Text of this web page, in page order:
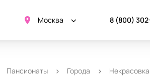
Москва 8 (800)
Пансионаты Города Некрасовка